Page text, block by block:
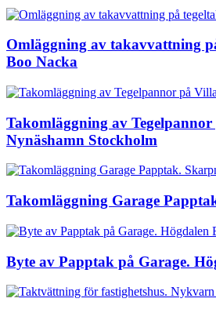
Omläggning av takavvattning
Boo Nacka
Takomläggning av
Nynäshamn Stockholm
Takomläggning Garage
Byte av Papptak på Garage.